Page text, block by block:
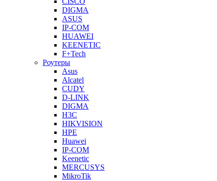
DIGMA
ASUS
IP-COM
HUAWEI
KEENETIC
F+Tech
Роутеры
Asus
Alcatel
CUDY
D-LINK
DIGMA
H3C
HIKVISION
HPE
Huawei
IP-COM
Keenetic
MERCUSYS
MikroTik